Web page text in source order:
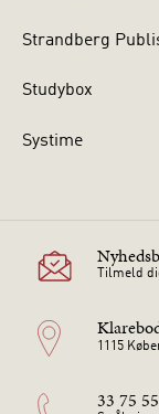
Strandberg
Studybox
Systime
Tilmeld
1115
33 75